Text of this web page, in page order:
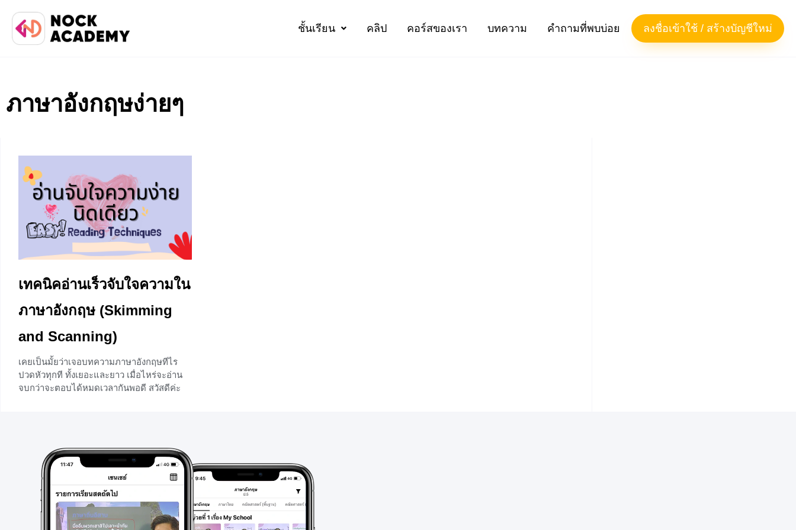
ชั้นเรียน คลิป คอร์สของเรา บทความ คำถามที่พบบ่อย ลงชื่อเข้าใช้ / สร้างบัญชีใหม่
ภาษาอังกฤษง่ายๆ
เทคนิคอ่านเร็วจับใจความใน
ภาษาอังกฤษ (Skimming
and Scanning)
เคยเป็นมั้ยว่าเจอบทความภาษาอังกฤษทีไร
ปวดหัวทุกที ทั้งเยอะและยาว เมื่อไหร่จะอ่าน
จบกว่าจะตอบได้หมดเวลากันพอดี สวัสดีค่ะ
เหมือนเสียงปล่อยจรวด) ถ้าเราสามารถอ่านได้
เร็วเหมือนจรวดคงเป็นสิ่งที่ดีมาก ไปจ๊วดกัน
เลยกับเทคนิคอ่านเร็วทุกคน ก่อนอื่นจะต้อง
รู้จักกับประเภทของ Speed Reading กันก่อน
ค่ะ การอ่านแบบจับใจความสำคัญส่วนใหญ่
แล้วเราจะเจอ